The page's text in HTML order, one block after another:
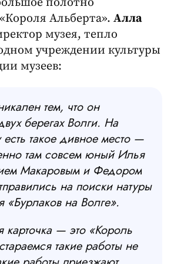
Альберта». Алла
музея, тепло
учреждении культуры
музеев:
тем, что он
берегах Волги. На
такое дивное место —
там совсем юный Илья
Макаровым и Федором
на поиски натуры
«Бурлаков на Волге».
карточка — это «Король
такие работы не